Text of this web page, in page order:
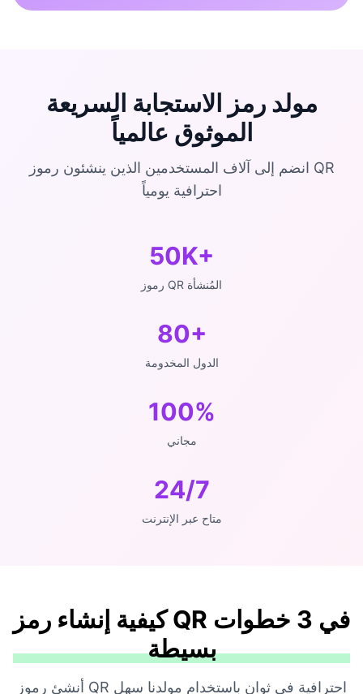
مولد رمز الاستجابة السريعة
الموثوق عالمياً
انضم إلى آلاف المستخدمين الذين ينشئون رموز QR
احترافية يومياً
50K+
رموز QR المُنشأة
80+
الدول المخدومة
100%
مجاني
24/7
متاح عبر الإنترنت
كيفية إنشاء رمز QR في 3 خطوات
بسيطة
أنشئ رموز QR احترافية في ثوانٍ باستخدام مولدنا سهل